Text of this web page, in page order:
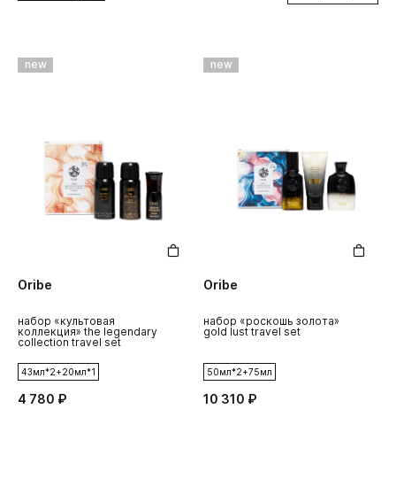
new
Oribe
набор «культовая
коллекция» the legendary
collection travel set
43мл*2+20мл*1
4 780 ₽
new
Oribe
набор «роскошь золота»
gold lust travel set
50мл*2+75мл
10 310 ₽